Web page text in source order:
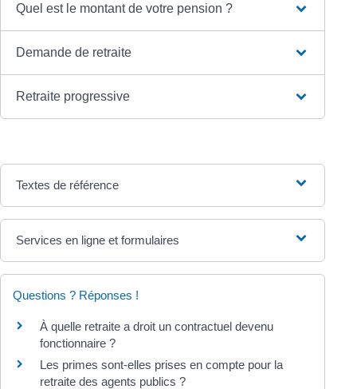
Quel est le montant de votre pension ?
Demande de retraite
Retraite progressive
Textes de référence
Services en ligne et formulaires
Questions ? Réponses !
À quelle retraite a droit un contractuel devenu
fonctionnaire ?
Les primes sont-elles prises en compte pour la
retraite des agents publics ?